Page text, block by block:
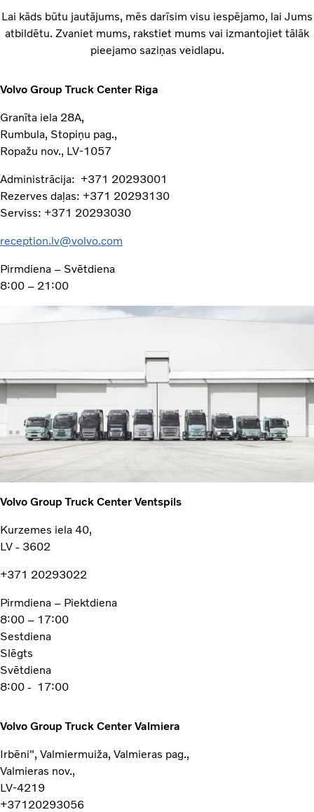
Lai kāds būtu jautājums, mēs darīsim visu iespējamo, lai Jums
atbildētu. Zvaniet mums, rakstiet mums vai izmantojiet tālāk
pieejamo saziņas veidlapu.
Volvo Group Truck Center Riga
Granīta iela 28A,
Rumbula, Stopiņu pag.,
Ropažu nov., LV-1057
Administrācija: +371 20293001
Rezerves daļas: +371 20293130
Serviss: +371 20293030
reception.lv@volvo.com
Pirmdiena – Svētdiena
8:00 – 21:00
Volvo Group Truck Center Ventspils
Kurzemes iela 40,
LV - 3602
+371 20293022
Pirmdiena – Piektdiena
8:00 – 17:00
Sestdiena
Slēgts
Svētdiena
8:00 - 17:00
Volvo Group Truck Center Valmiera
Irbēni", Valmiermuiža, Valmieras pag.,
Valmieras nov.,
LV-4219
+37120293056